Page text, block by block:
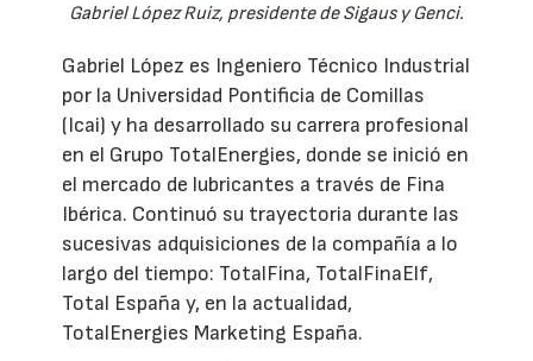
Gabriel López Ruiz, presidente de Sigaus y Genci.
Gabriel López es Ingeniero Técnico Industrial
por la Universidad Pontificia de Comillas
(Icai) y ha desarrollado su carrera profesional
en el Grupo TotalEnergies, donde se inició en
el mercado de lubricantes a través de Fina
Ibérica. Continuó su trayectoria durante las
sucesivas adquisiciones de la compañía a lo
largo del tiempo: TotalFina, TotalFinaElf,
Total España y, en la actualidad,
TotalEnergies Marketing España.